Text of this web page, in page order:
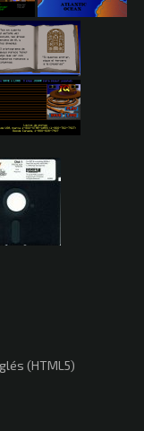
(HTML5)